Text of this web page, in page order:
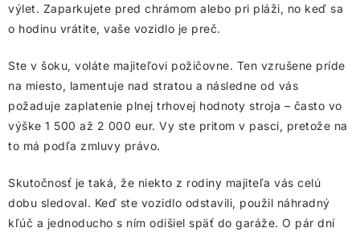
výlet. Zaparkujete pred chrámom alebo pri pláži, no keď sa
o hodinu vrátite, vaše vozidlo je preč.
Ste v šoku, voláte majiteľovi požičovne. Ten vzrušene príde
na miesto, lamentuje nad stratou a následne od vás
požaduje zaplatenie plnej trhovej hodnoty stroja – často vo
výške 1 500 až 2 000 eur. Vy ste pritom v pasci, pretože na
to má podľa zmluvy právo.
Skutočnosť je taká, že niekto z rodiny majiteľa vás celú
dobu sledoval. Keď ste vozidlo odstavili, použil náhradný
kľúč a jednoducho s ním odišiel späť do garáže. O pár dní